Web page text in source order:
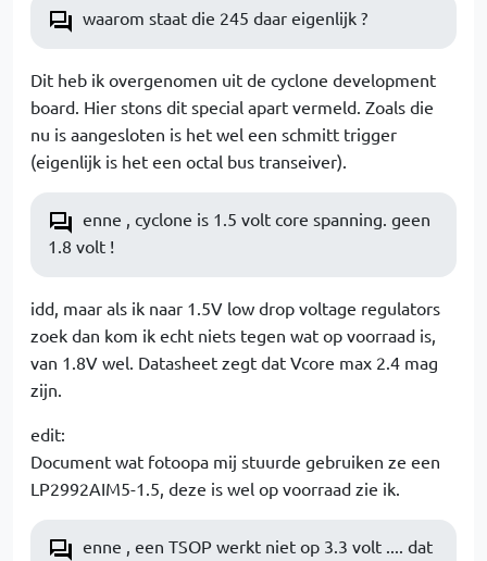
waarom staat die 245 daar eigenlijk ?
Dit heb ik overgenomen uit de cyclone development
board. Hier stons dit special apart vermeld. Zoals die
nu is aangesloten is het wel een schmitt trigger
(eigenlijk is het een octal bus transeiver).
enne , cyclone is 1.5 volt core spanning. geen
1.8 volt !
idd, maar als ik naar 1.5V low drop voltage regulators
zoek dan kom ik echt niets tegen wat op voorraad is,
van 1.8V wel. Datasheet zegt dat Vcore max 2.4 mag
zijn.
edit:
Document wat fotoopa mij stuurde gebruiken ze een
LP2992AIM5-1.5, deze is wel op voorraad zie ik.
enne , een TSOP werkt niet op 3.3 volt .... dat